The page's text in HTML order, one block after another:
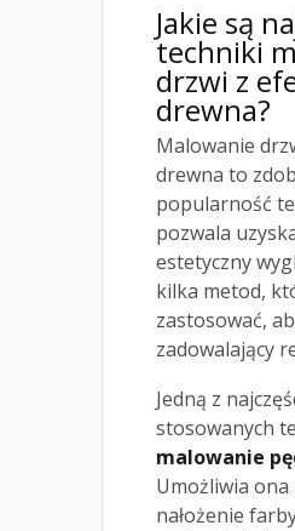
Jakie są
techniki
drzwi z
drewna?
Malowanie
drewna to
popularność
pozwala
estetyczny
kilka metod,
zastosować,
zadowalający
Jedną z
stosowanych
malowanie
Umożliwia ona
nałożenie